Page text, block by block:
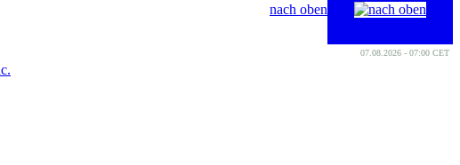
nach oben
07.08.2026 - 07:00 CET